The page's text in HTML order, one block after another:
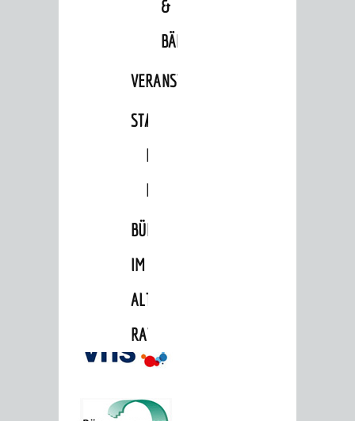
&
BÄDER
VERANSTALTUNGSRÄUME
STADTHALLE
ROLF-
ENGELBRECHT-
HAUS
BÜRGERSAAL
IM
ALTEN
RATHAUS